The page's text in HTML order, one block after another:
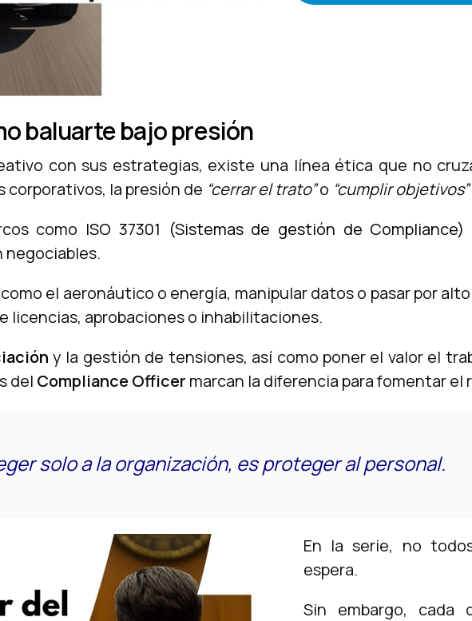
baluarte bajo presión
con sus estrategias, existe una línea ética que no
corporativos, la presión de “cerrar el trato”o “cumplir objetivos”
como ISO 37301 (Sistemas de gestión de Compliance)
negociables.
el aeronáutico o energía, manipular datos o pasar por
licencias, aprobaciones o inhabilitaciones.
y la gestión de tensiones, así como poner el valor el
del Compliance Officer marcan la diferencia para fomentar
solo a la organización, es proteger al personal.
En la serie, no
espera.
Sin embargo, cada